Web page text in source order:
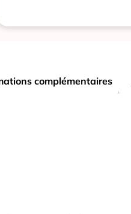
complémentaires